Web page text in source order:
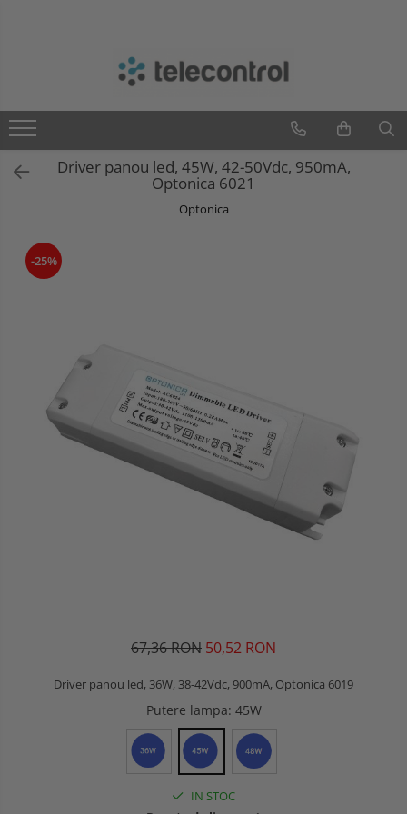
Teletask
Artsound
IntelightDriver panou led, 45W, 42-50Vdc, 950mA,
Optonica 6021
Optonica
-25%
67,36 RON 50,52 RON
Driver panou led, 36W, 38-42Vdc, 900mA, Optonica 6019
Putere lampa: 45W
IN STOC